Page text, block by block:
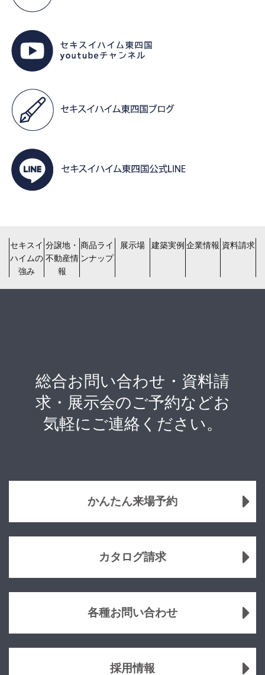
セキスイ
ハイムの
強み
分譲地・
不動産情
報
商品ライ
ンナップ
展示場 建築実例 企業情報 資料請求
総合お問い合わせ・資料請
求・展示会のご予約などお
気軽にご連絡ください。
かんたん来場予約
カタログ請求
各種お問い合わせ
採用情報